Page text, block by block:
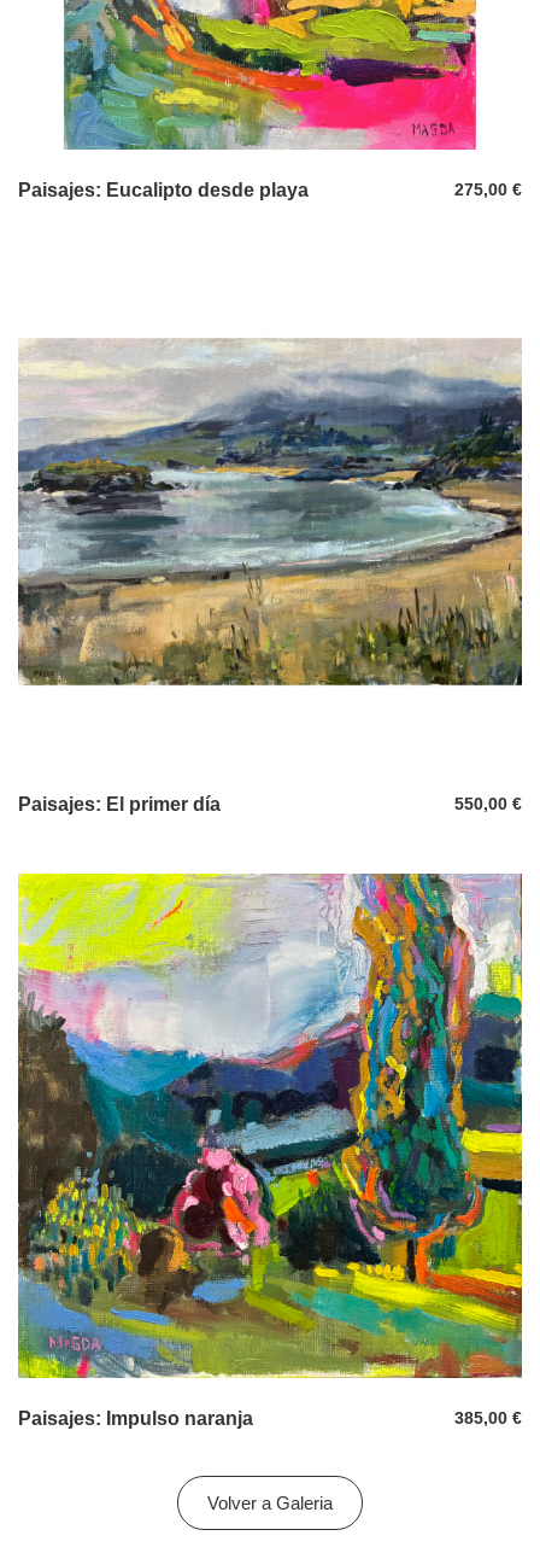
Paisajes: Eucalipto desde playa 275,00 €
Paisajes: El primer día 550,00 €
Paisajes: Impulso naranja 385,00 €
Volver a Galeria